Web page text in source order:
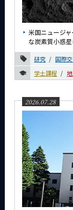
米国ニュージ
な炭素質小惑
研究 国際
学士課程
2026.07.28
News 一覧
カテゴリ別
課程別
月別